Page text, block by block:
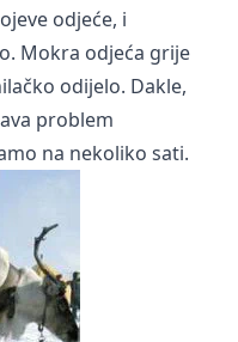
odjeće, i
Mokra odjeća grije
odijelo. Dakle,
problem
na nekoliko sati.